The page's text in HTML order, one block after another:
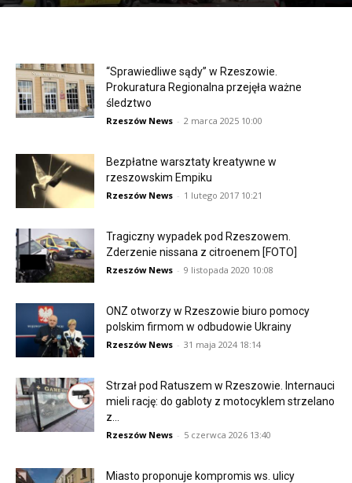
“Sprawiedliwe sądy” w Rzeszowie.
Prokuratura Regionalna przejęła ważne
śledztwo
Rzeszów News - 2 marca 2025 10:00
Bezpłatne warsztaty kreatywne w
rzeszowskim Empiku
Rzeszów News - 1 lutego 2017 10:21
Tragiczny wypadek pod Rzeszowem.
Zderzenie nissana z citroenem [FOTO]
Rzeszów News - 9 listopada 2020 10:08
ONZ otworzy w Rzeszowie biuro pomocy
polskim firmom w odbudowie Ukrainy
Rzeszów News - 31 maja 2024 18:14
Strzał pod Ratuszem w Rzeszowie. Internauci
mieli rację: do gabloty z motocyklem strzelano
z...
Rzeszów News - 5 czerwca 2026 13:40
Miasto proponuje kompromis ws. ulicy